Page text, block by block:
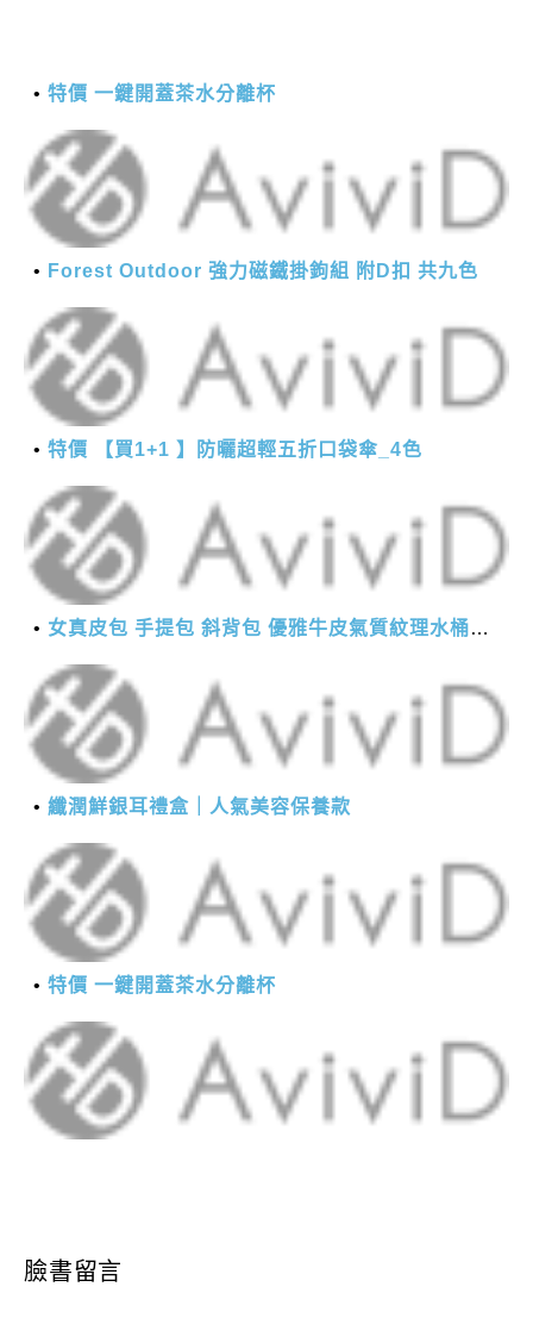
特價 一鍵開蓋茶水分離杯
Forest Outdoor 強力磁鐵掛鉤組 附D扣 共九色
特價 【買1+1 】防曬超輕五折口袋傘_4色
女真皮包 手提包 斜背包 優雅牛皮氣質紋理水桶包(2色)【XBO7950112】＊艾美時尚(現+預)
纖潤鮮銀耳禮盒｜人氣美容保養款
特價 一鍵開蓋茶水分離杯
臉書留言